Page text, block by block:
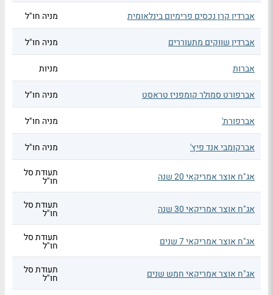
אברדין קרן נכסים פרימיום בינלאומית
מניה חו"ל
אברדין שווקים מתעוררים מניה חו"ל
אברות מניות
אברפורט סמולר קומפניז טראסט מניה חו"ל
אברפורת' מניה חו"ל
אברקומבי אנד פיץ' מניה חו"ל
אג"ח אוצר אמריקאי 20 שנה תעודת סל
חו"ל
אג"ח אוצר אמריקאי 30 שנה תעודת סל
חו"ל
אג"ח אוצר אמריקאי 7 שנים תעודת סל
חו"ל
אג"ח אוצר אמריקאי חמש שנים תעודת סל
חו"ל